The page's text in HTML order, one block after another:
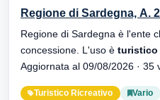
Regione di Sardegna, A.
Regione di Sardegna è l'ente
concessione. L'uso è turistico
Turistico Ricreativo Vario